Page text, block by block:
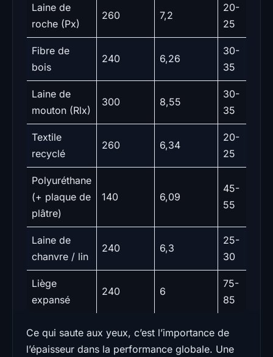
Laine de
roche (Px)
260 7,2
20-
25
Fibre de
bois
240 6,26
30-
35
Laine de
mouton (Rlx)
300 8,55
30-
35
Textile
recyclé
260 6,34
20-
25
Polyuréthane
(+ plaque de
plâtre)
140 6,09
45-
55
Laine de
chanvre / lin
240 6,3
25-
30
Liège
expansé
240 6
75-
85
Ce qui saute aux yeux, c’est l’importance de
l’épaisseur dans la performance globale. Une